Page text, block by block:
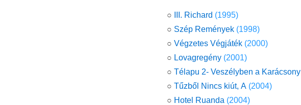
○ III. Richard (1995)
○ Szép Remények (1998)
○ Végzetes Végjáték (2000)
○ Lovagregény (2001)
○ Télapu 2- Veszélyben a Karácsony
○ Tűzből Nincs kiút, A (2004)
○ Hotel Ruanda (2004)